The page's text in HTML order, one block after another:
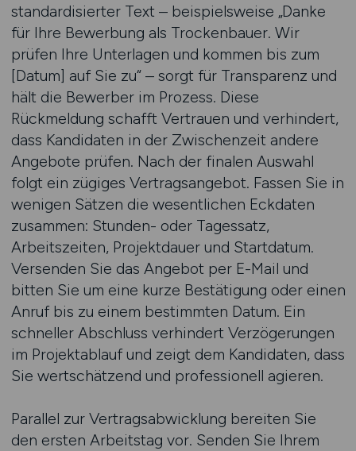
standardisierter Text – beispielsweise „Danke
für Ihre Bewerbung als Trockenbauer. Wir
prüfen Ihre Unterlagen und kommen bis zum
[Datum] auf Sie zu“ – sorgt für Transparenz und
hält die Bewerber im Prozess. Diese
Rückmeldung schafft Vertrauen und verhindert,
dass Kandidaten in der Zwischenzeit andere
Angebote prüfen. Nach der finalen Auswahl
folgt ein zügiges Vertragsangebot. Fassen Sie in
wenigen Sätzen die wesentlichen Eckdaten
zusammen: Stunden- oder Tagessatz,
Arbeitszeiten, Projektdauer und Startdatum.
Versenden Sie das Angebot per E-Mail und
bitten Sie um eine kurze Bestätigung oder einen
Anruf bis zu einem bestimmten Datum. Ein
schneller Abschluss verhindert Verzögerungen
im Projektablauf und zeigt dem Kandidaten, dass
Sie wertschätzend und professionell agieren.
Parallel zur Vertragsabwicklung bereiten Sie
den ersten Arbeitstag vor. Senden Sie Ihrem